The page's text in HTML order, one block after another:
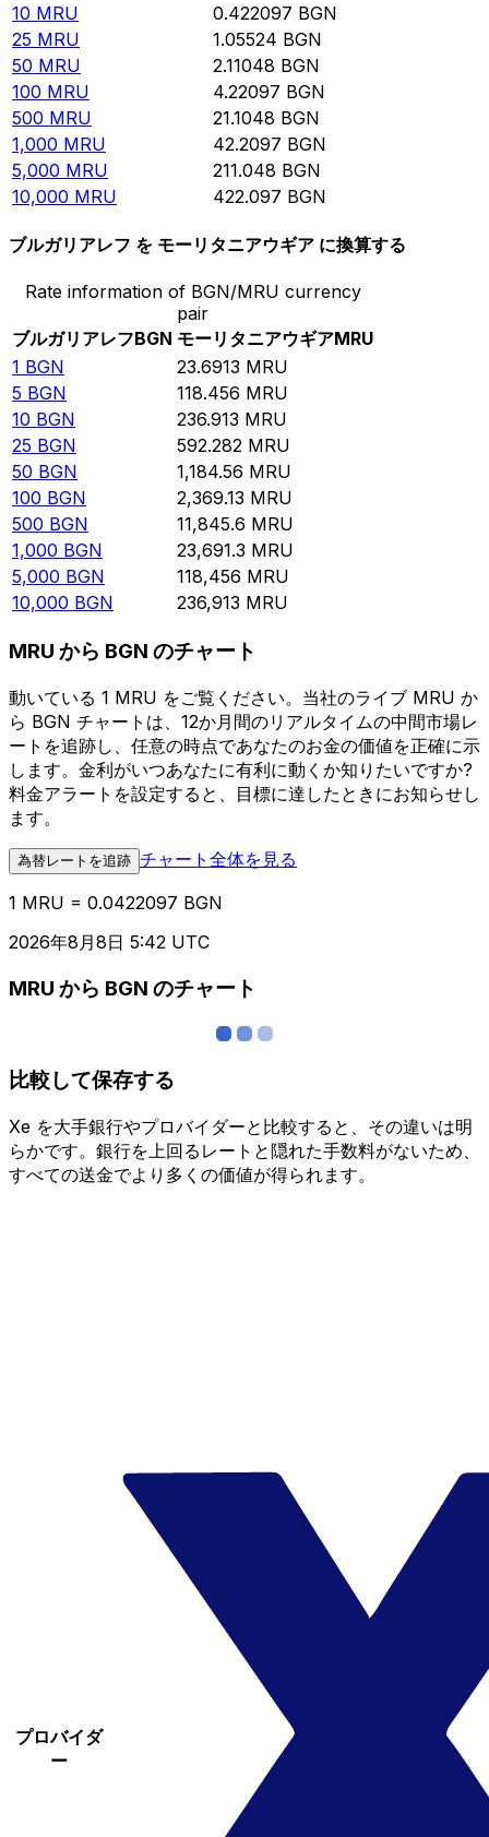
10 MRU 0.422097 BGN
25 MRU 1.05524 BGN
50 MRU 2.11048 BGN
100 MRU 4.22097 BGN
500 MRU 21.1048 BGN
1,000 MRU 42.2097 BGN
5,000 MRU 211.048 BGN
10,000 MRU 422.097 BGN
ブルガリアレフ を モーリタニアウギア に換算する
Rate information of BGN/MRU currency
pair
ブルガリアレフBGN モーリタニアウギアMRU
1 BGN 23.6913 MRU
5 BGN 118.456 MRU
10 BGN 236.913 MRU
25 BGN 592.282 MRU
50 BGN 1,184.56 MRU
100 BGN 2,369.13 MRU
500 BGN 11,845.6 MRU
1,000 BGN 23,691.3 MRU
5,000 BGN 118,456 MRU
10,000 BGN 236,913 MRU
MRU から BGN のチャート
動いている 1 MRU をご覧ください。当社のライブ MRU か
ら BGN チャートは、12か月間のリアルタイムの中間市場レ
ートを追跡し、任意の時点であなたのお金の価値を正確に示
します。金利がいつあなたに有利に動くか知りたいですか?
料金アラートを設定すると、目標に達したときにお知らせし
ます。
為替レートを追跡 チャート全体を見る
1 MRU = 0.0422097 BGN
2026年8月8日 5:42 UTC
MRU から BGN のチャート
比較して保存する
Xe を大手銀行やプロバイダーと比較すると、その違いは明
らかです。銀行を上回るレートと隠れた手数料がないため、
すべての送金でより多くの価値が得られます。
プロバイダ
ー